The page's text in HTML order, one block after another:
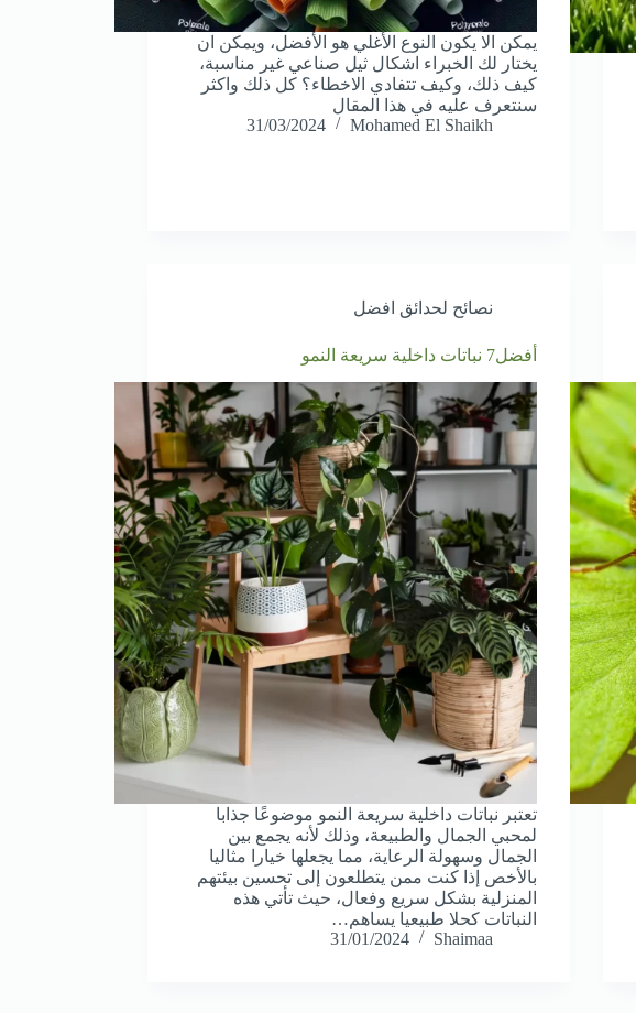
يمكن الا يكون النوع الأغلي هو الأفضل، ويمكن ان
يختار لك الخبراء اشكال ثيل صناعي غير مناسبة،
كيف ذلك، وكيف تتفادي الاخطاء؟ كل ذلك واكثر
سنتعرف عليه في هذا المقال
Mohamed El Shaikh
31/03/2024
نصائح لحدائق افضل
أفضل7 نباتات داخلية سريعة النمو
تعتبر نباتات داخلية سريعة النمو موضوعًا جذابا
لمحبي الجمال والطبيعة، وذلك لأنه يجمع بين
الجمال وسهولة الرعاية، مما يجعلها خيارا مثاليا
بالأخص إذا كنت ممن يتطلعون إلى تحسين بيئتهم
المنزلية بشكل سريع وفعال، حيث تأتي هذه
النباتات كحلا طبيعيا يساهم…
Shaimaa
31/01/2024